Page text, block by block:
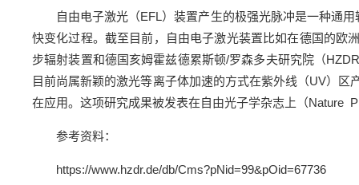
自由电子激光（EFL）装置产生的极强光脉冲是一种通
快变化过程。截至目前，自由电子激光装置比如在德国的欧
步辐射装置和德国亥姆霍兹德累斯顿/罗森多夫研究院（
目前尚属新颖的激光等离子体加速的方式在紫外线（UV）
在应用。这项研究成果被发表在自由光子学杂志上（Nature
参考资料：
https://www.hzdr.de/db/Cms?pNid=99&pOid=67736